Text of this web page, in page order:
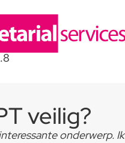
veilig?
onderwerp.